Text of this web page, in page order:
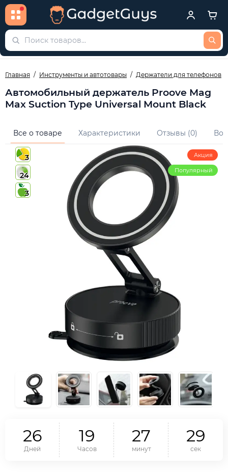
Главная Инструменты и автотовары Держатели для телефонов
Автомобильный держатель Proove Mag
Max Suction Type Universal Mount Black
Все о товаре Характеристики Отзывы (0)
3
24
3
Акция
Популярный
26
Дней
19
Часов
27
минут
28
сек